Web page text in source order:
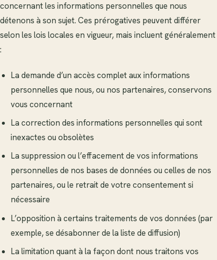
concernant les informations personnelles que nous
détenons à son sujet. Ces prérogatives peuvent différer
selon les lois locales en vigueur, mais incluent généralement
:
La demande d’un accès complet aux informations
personnelles que nous, ou nos partenaires, conservons
vous concernant
La correction des informations personnelles qui sont
inexactes ou obsolètes
La suppression ou l’effacement de vos informations
personnelles de nos bases de données ou celles de nos
partenaires, ou le retrait de votre consentement si
nécessaire
L’opposition à certains traitements de vos données (par
exemple, se désabonner de la liste de diffusion)
La limitation quant à la façon dont nous traitons vos